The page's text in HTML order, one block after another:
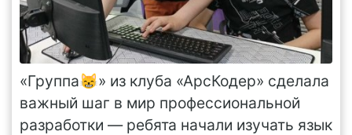
«Группа😸» из клуба «АрсКодер» сделала
важный шаг в мир профессиональной
разработки — ребята начали изучать язык